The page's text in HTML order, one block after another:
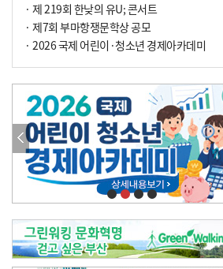
박현주의 책 이야기[전체보기]
세계유산 ‘한국의 갯벌’ 얼마나 알고 있나요
문재필-여름_저녁무렵의호수
이 한편의 시조[전체보기]
참선 /오기환
고향 /김진규
주말 영화 박스오피스[전체보기]
오늘의 운세- [전체보기]
오늘의 운세- 2026년 8월 6일 (음 6월 24일)
오늘의 운세- 2026년 8월 5일 (음 6월 23일)
· 제 219회 한낮의 유U; 콘서트
· 제7회 부마항쟁문학상 공모
· 2026 국제 어린이·청소년 경제아카데미